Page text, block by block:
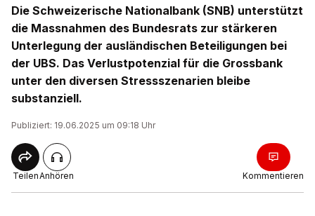
Die Schweizerische Nationalbank (SNB) unterstützt
die Massnahmen des Bundesrats zur stärkeren
Unterlegung der ausländischen Beteiligungen bei
der UBS. Das Verlustpotenzial für die Grossbank
unter den diversen Stressszenarien bleibe
substanziell.
Publiziert: 19.06.2025 um 09:18 Uhr
TeilenAnhören Kommentieren